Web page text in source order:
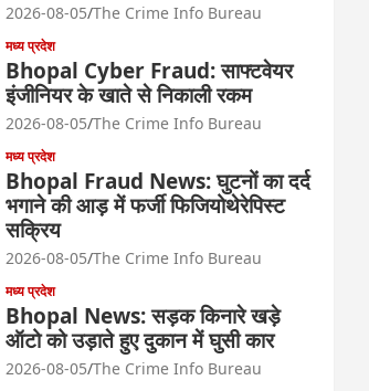
2026-08-05 The Crime Info Bureau
मध्य प्रदेश
Bhopal Cyber Fraud: साफ्टवेयर
इंजीनियर के खाते से निकाली रकम
2026-08-05 The Crime Info Bureau
मध्य प्रदेश
Bhopal Fraud News: घुटनों का दर्द
भगाने की आड़ में फर्जी फिजियोथेरेपिस्ट
सक्रिय
2026-08-05 The Crime Info Bureau
मध्य प्रदेश
Bhopal News: सड़क किनारे खड़े
ऑटो को उड़ाते हुए दुकान में घुसी कार
2026-08-05 The Crime Info Bureau